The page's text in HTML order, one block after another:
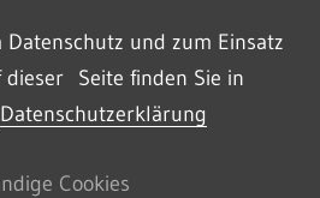
und zum Einsatz
dieser Seite finden Sie in
Datenschutzerklärung
Cookies